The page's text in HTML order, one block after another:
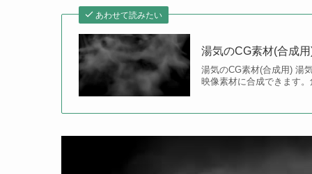
あわせて読みたい
湯気のCG素材(合成
湯気のCG素材(合成用) 湯
映像素材に合成できます